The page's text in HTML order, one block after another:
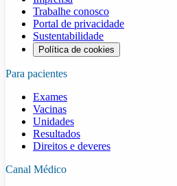
Trabalhe conosco
Portal de privacidade
Sustentabilidade
Política de cookies
Para pacientes
Exames
Vacinas
Unidades
Resultados
Direitos e deveres
Canal Médico